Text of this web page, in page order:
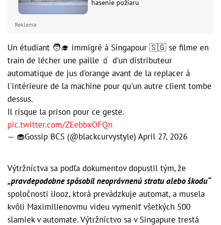
hasenie požiaru
Reklama
Un étudiant 🧑‍🎓 immigré à Singapour 🇸🇬 se filme en
train de lécher une paille 🧃 d'un distributeur
automatique de jus d'orange avant de la replacer à
l'intérieure de la machine pour qu'un autre client tombe
dessus.
Il risque la prison pour ce geste.
pic.twitter.com/ZEebbxOFQn
— 🧁Gossip BCS (@blackcurvystyle) April 27, 2026
Výtržníctva sa podľa dokumentov dopustil tým, že
„pravdepodobne spôsobil neoprávnenú stratu alebo škodu“
spoločnosti iJooz, ktorá prevádzkuje automat, a musela
kvôli Maximilienovmu videu vymeniť všetkých 500
slamiek v automate. Výtržníctvo sa v Singapure trestá